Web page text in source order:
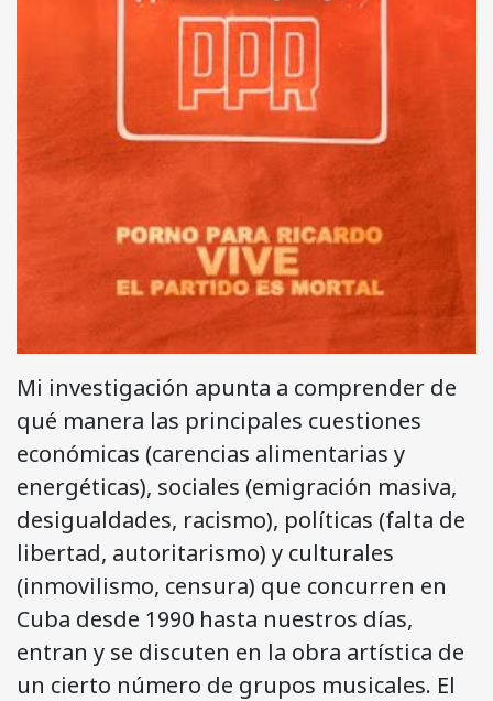
Mi investigación apunta a comprender de
qué manera las principales cuestiones
económicas (carencias alimentarias y
energéticas), sociales (emigración masiva,
desigualdades, racismo), políticas (falta de
libertad, autoritarismo) y culturales
(inmovilismo, censura) que concurren en
Cuba desde 1990 hasta nuestros días,
entran y se discuten en la obra artística de
un cierto número de grupos musicales. El